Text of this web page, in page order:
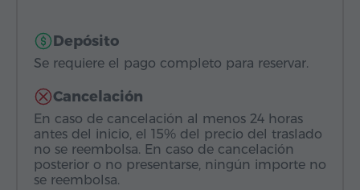
Depósito
Se requiere el pago completo para reservar.
Cancelación
En caso de cancelación al menos 24 horas
antes del inicio, el 15% del precio del traslado
no se reembolsa. En caso de cancelación
posterior o no presentarse, ningún importe no
se reembolsa.